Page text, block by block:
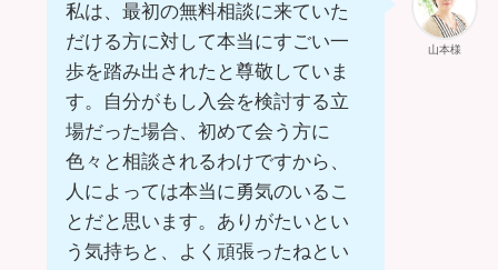
山本様
私は、最初の無料相談に来ていた
だける方に対して本当にすごい一
歩を踏み出されたと尊敬していま
す。自分がもし入会を検討する立
場だった場合、初めて会う方に
色々と相談されるわけですから、
人によっては本当に勇気のいるこ
とだと思います。ありがたいとい
う気持ちと、よく頑張ったねとい